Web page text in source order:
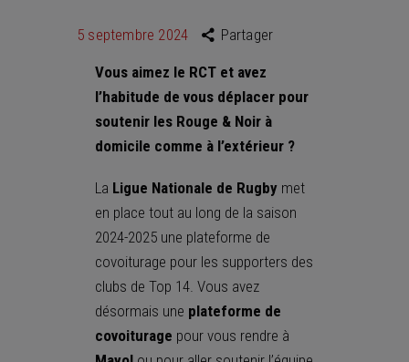
5 septembre 2024 Partager
Vous aimez le RCT et avez
l’habitude de vous déplacer pour
soutenir les Rouge & Noir à
domicile comme à l’extérieur ?
La Ligue Nationale de Rugby met
en place tout au long de la saison
2024-2025 une plateforme de
covoiturage pour les supporters des
clubs de Top 14. Vous avez
désormais une plateforme de
covoiturage pour vous rendre à